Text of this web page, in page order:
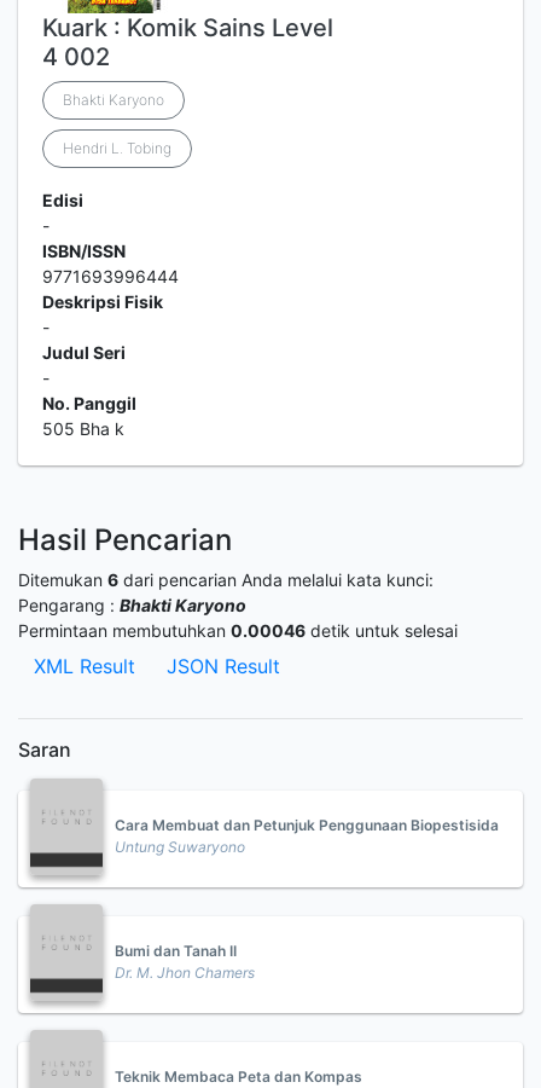
Kuark : Komik Sains Level
4 002
Bhakti Karyono
Hendri L. Tobing
Edisi
-
ISBN/ISSN
9771693996444
Deskripsi Fisik
-
Judul Seri
-
No. Panggil
505 Bha k
Hasil Pencarian
Ditemukan 6 dari pencarian Anda melalui kata kunci:
Pengarang : Bhakti Karyono
Permintaan membutuhkan 0.00046 detik untuk selesai
XML Result JSON Result
Saran
Cara Membuat dan Petunjuk Penggunaan Biopestisida
Untung Suwaryono
Bumi dan Tanah II
Dr. M. Jhon Chamers
Teknik Membaca Peta dan Kompas